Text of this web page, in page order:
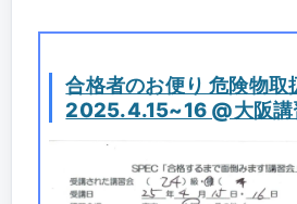
合格者のお便り 危険物取
2025.4.15~16 @大阪講